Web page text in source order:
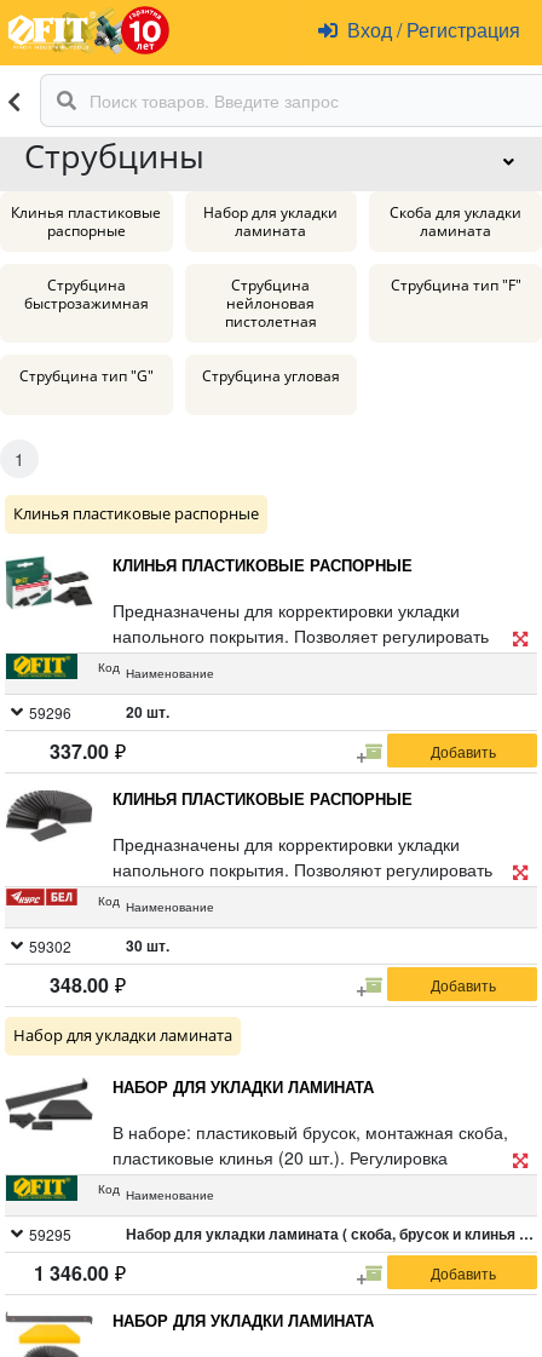
Вход /Регистрация
Струбцины
Клинья пластиковые
распорные
Набор для укладки
ламината
Скоба для укладки
ламината
Струбцина
быстрозажимная
Струбцина
нейлоновая
пистолетная
Струбцина тип "F"
Струбцина тип "G" Струбцина угловая
1
Клинья пластиковые распорные
КЛИНЬЯ ПЛАСТИКОВЫЕ РАСПОРНЫЕ
Предназначены для корректировки укладки
напольного покрытия. Позволяет регулировать
зазор между напольным покрытием и стенами.
Код Наименование
59296 20 шт.
337.00
КЛИНЬЯ ПЛАСТИКОВЫЕ РАСПОРНЫЕ
Предназначены для корректировки укладки
напольного покрытия. Позволяют регулировать
зазор между напольным покрытием и стенами.
Код Наименование
59302 30 шт.
348.00
Набор для укладки ламината
НАБОР ДЛЯ УКЛАДКИ ЛАМИНАТА
В наборе: пластиковый брусок, монтажная скоба,
пластиковые клинья (20 шт.). Регулировка
расстояния между ламинатными панелями и стеной
работы в ограниченном пространстве. Материал:
инструментальная сталь, пластик.
Упаковка: картонная коробка.
Код Наименование
59295 Набор для укладки ламината ( скоба, брусок и клинья распорные 20 шт. )
1 346.00
НАБОР ДЛЯ УКЛАДКИ ЛАМИНАТА